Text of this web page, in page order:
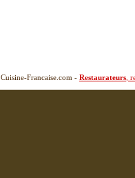
Cuisine-Francaise.com - Restaurateurs ,